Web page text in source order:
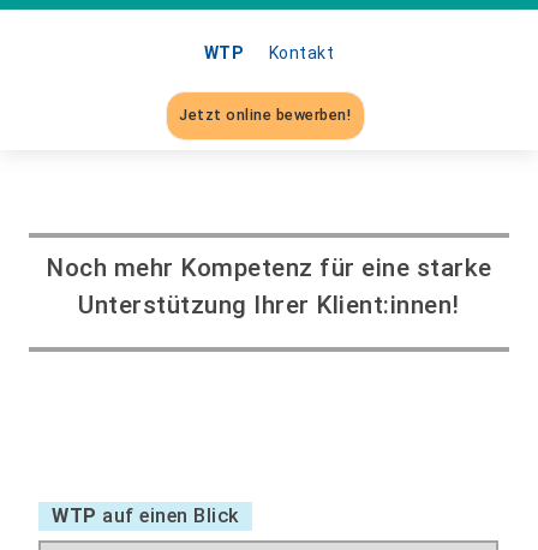
WTP Kontakt
Jetzt online bewerben!
Noch mehr Kompetenz für eine starke
Unterstützung Ihrer Klient:innen!
WTP auf einen Blick